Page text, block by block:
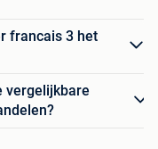
francais 3 het
vergelijkbare